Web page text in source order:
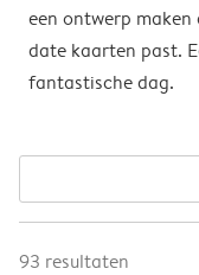
een ontwerp
date kaarten past.
fantastische dag.
93 resultaten